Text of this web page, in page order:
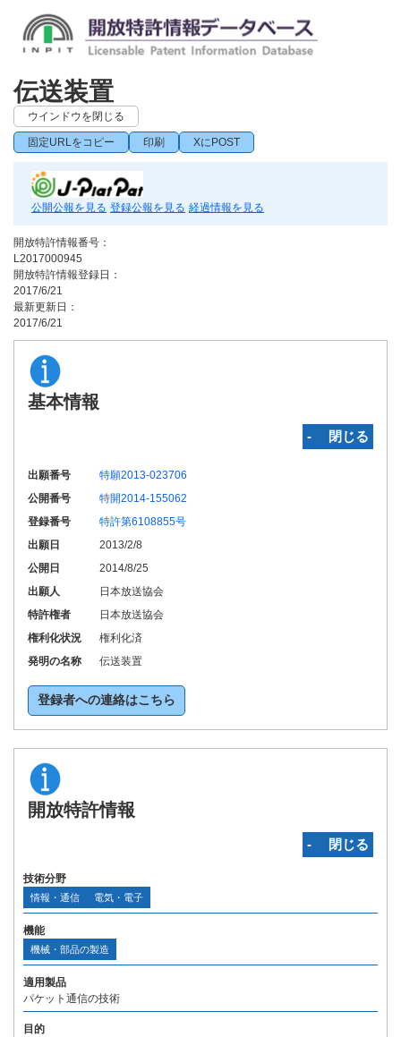
伝送装置
ウインドウを閉じる
固定URLをコピー 印刷 XにPOST
公開公報を見る 登録公報を見る 経過情報を見る
開放特許情報番号：
L2017000945
開放特許情報登録日：
2017/6/21
最新更新日：
2017/6/21
基本情報
‐ 閉じる
出願番号
特願2013-023706
公開番号
特開2014-155062
登録番号
特許第6108855号
出願日
2013/2/8
公開日
2014/8/25
出願人
日本放送協会
特許権者
日本放送協会
権利化状況
権利化済
発明の名称
伝送装置
登録者への連絡はこちら
開放特許情報
‐ 閉じる
技術分野
情報・通信 電気・電子
機能
機械・部品の製造
適用製品
パケット通信の技術
目的